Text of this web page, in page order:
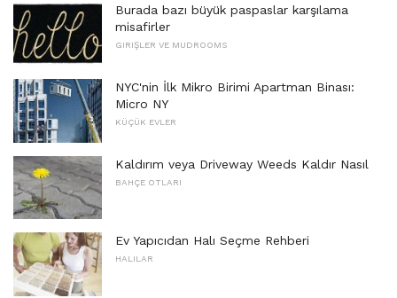
Burada bazı büyük paspaslar karşılama
misafirler
GIRIŞLER VE MUDROOMS
NYC'nin İlk Mikro Birimi Apartman Binası:
Micro NY
KÜÇÜK EVLER
Kaldırım veya Driveway Weeds Kaldır Nasıl
BAHÇE OTLARI
Ev Yapıcıdan Halı Seçme Rehberi
HALILAR